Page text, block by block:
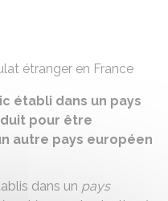
étranger en France
établi dans un pays
pour être
autre pays européen
dans un pays